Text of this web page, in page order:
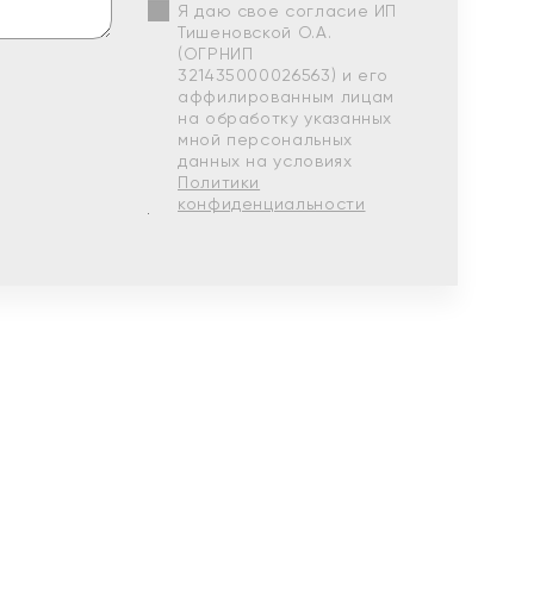
Я даю свое согласие ИП
Тишеновской О.А.
(ОГРНИП
321435000026563) и его
аффилированным лицам
на обработку указанных
мной персональных
данных на условиях
Политики
конфиденциальности